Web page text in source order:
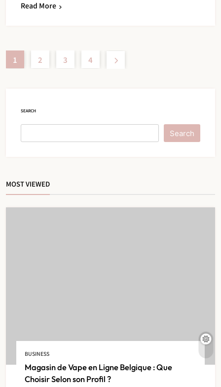
Read More
1 2 3 4
SEARCH
Search
MOST VIEWED
BUSINESS
Magasin de Vape en Ligne Belgique : Que
Choisir Selon son Profil ?
Qu’il Faut Savoir